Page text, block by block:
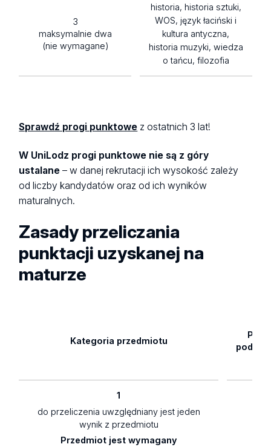
3
maksymalnie dwa
(nie wymagane)
historia, historia sztuki,
WOS, język łaciński i
kultura antyczna,
historia muzyki, wiedza
o tańcu, filozofia
Sprawdź progi punktowe z ostatnich 3 lat!
W UniLodz progi punktowe nie są z góry
ustalane– w danej rekrutacji ich wysokość zależy
od liczby kandydatów oraz od ich wyników
maturalnych.
Zasady przeliczania
punktacji uzyskanej na
maturze
Kategoria przedmiotu
1
do przeliczenia uwzględniany jest jeden
wynik z przedmiotu
Przedmiot jest wymagany